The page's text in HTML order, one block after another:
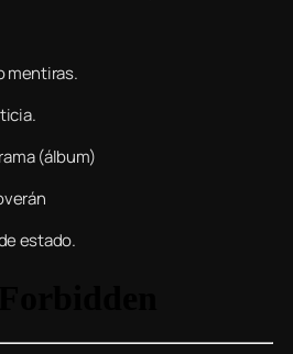
mentiras.
(álbum)
estado.